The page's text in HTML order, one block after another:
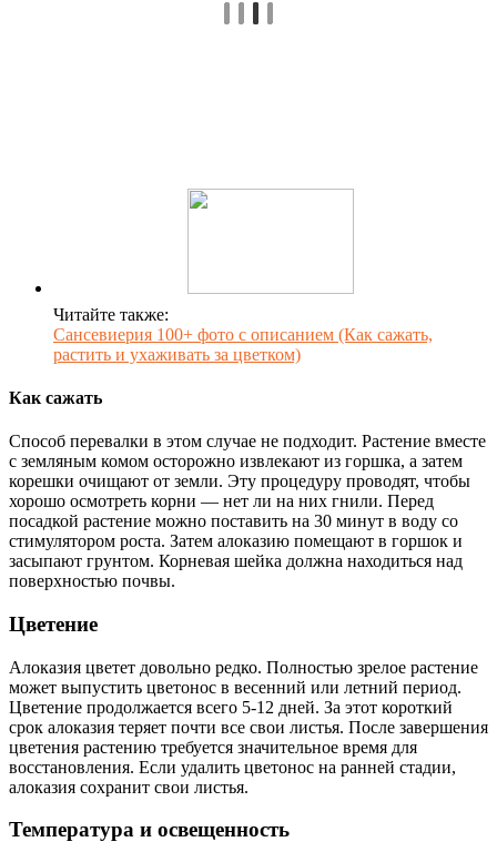
Читайте также:
Сансевиерия 100+ фото с описанием (Как сажать,
растить и ухаживать за цветком)
Как сажать
Способ перевалки в этом случае не подходит. Растение вместе
с земляным комом осторожно извлекают из горшка, а затем
корешки очищают от земли. Эту процедуру проводят, чтобы
хорошо осмотреть корни — нет ли на них гнили. Перед
посадкой растение можно поставить на 30 минут в воду со
стимулятором роста. Затем алоказию помещают в горшок и
засыпают грунтом. Корневая шейка должна находиться над
поверхностью почвы.
Цветение
Алоказия цветет довольно редко. Полностью зрелое растение
может выпустить цветонос в весенний или летний период.
Цветение продолжается всего 5-12 дней. За этот короткий
срок алоказия теряет почти все свои листья. После завершения
цветения растению требуется значительное время для
восстановления. Если удалить цветонос на ранней стадии,
алоказия сохранит свои листья.
Температура и освещенность